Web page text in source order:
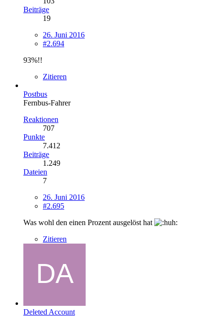
Beiträge
19
26. Juni 2016
#2.694
93%!!
Zitieren
Postbus
Fernbus-Fahrer
Reaktionen
707
Punkte
7.412
Beiträge
1.249
Dateien
7
26. Juni 2016
#2.695
Was wohl den einen Prozent ausgelöst hat
Zitieren
Deleted Account